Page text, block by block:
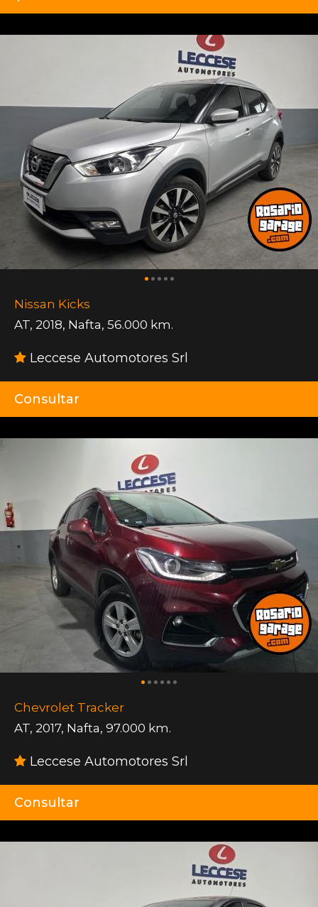
Nissan Kicks
AT, 2018, Nafta, 56.000 km.
Leccese Automotores Srl
Consultar
Chevrolet Tracker
AT, 2017, Nafta, 97.000 km.
Leccese Automotores Srl
Consultar